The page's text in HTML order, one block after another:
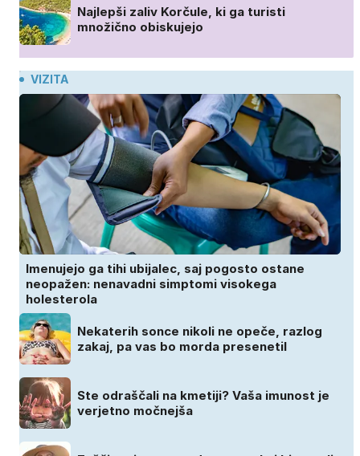
Najlepši zaliv Korčule, ki ga turisti
množično obiskujejo
VIZITA
Imenujejo ga tihi ubijalec, saj pogosto ostane
neopažen: nenavadni simptomi visokega
holesterola
Nekaterih sonce nikoli ne opeče, razlog
zakaj, pa vas bo morda presenetil
Ste odraščali na kmetiji? Vaša imunost je
verjetno močnejša